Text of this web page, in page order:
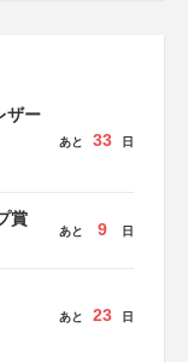
ザー
あと 33 日
賞
あと 9 日
あと 23 日